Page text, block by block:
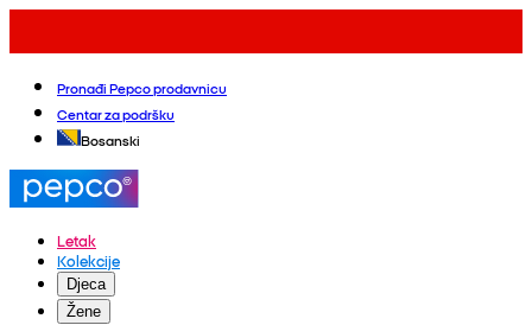
Pronađi Pepco prodavnicu
Centar za podršku
Bosanski
Letak
Kolekcije
Djeca
Žene